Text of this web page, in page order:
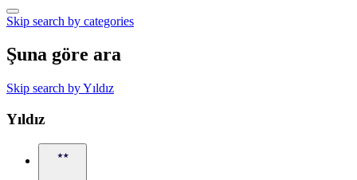
Skip search by categories
Şuna göre ara
Skip search by Yıldız
Yıldız